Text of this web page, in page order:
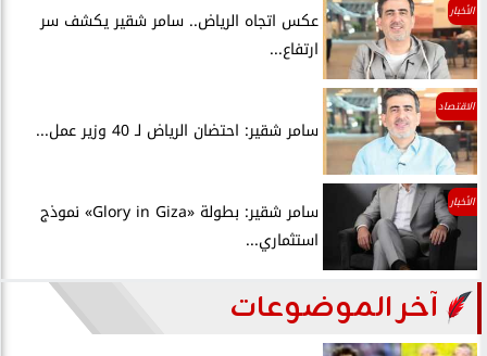
الأخبار
عكس اتجاه الرياض.. سامر شقير يكشف سر
ارتفاع...
الاقتصاد
سامر شقير: احتضان الرياض لـ 40 وزير عمل...
الأخبار
سامر شقير: بطولة «Glory in Giza» نموذج
استثماري...
آخر الموضوعات